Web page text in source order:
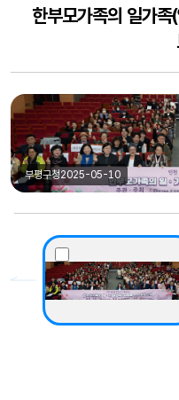
한부모가족의 일가
부평구청2025-05-10